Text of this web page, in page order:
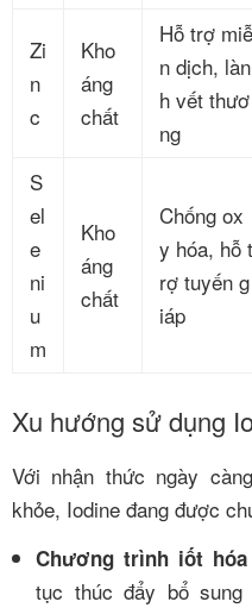
Zi
n
c
Kho
áng
chất
Hỗ trợ miễ
n dịch, làn
h vết thươ
ng
S
el
e
ni
u
m
Kho
áng
chất
Chống ox
y hóa, hỗ t
rợ tuyến g
iáp
Xu hướng sử dụng
Với nhận thức ngày
khỏe, Iodine đang được
Chương trình iốt hóa
tục thúc đẩy bổ